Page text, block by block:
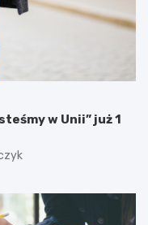
w Unii” już 1